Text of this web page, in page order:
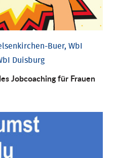
Buer, WbI
Duisburg
Job­coaching für Frauen